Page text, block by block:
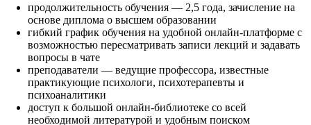
продолжительность обучения — 2,5 года, зачисление на
основе диплома о высшем образовании
гибкий график обучения на удобной онлайн-платформе с
возможностью пересматривать записи лекций и задавать
вопросы в чате
преподаватели — ведущие профессора, известные
практикующие психологи, психотерапевты и
психоаналитики
доступ к большой онлайн-библиотеке со всей
необходимой литературой и удобным поиском